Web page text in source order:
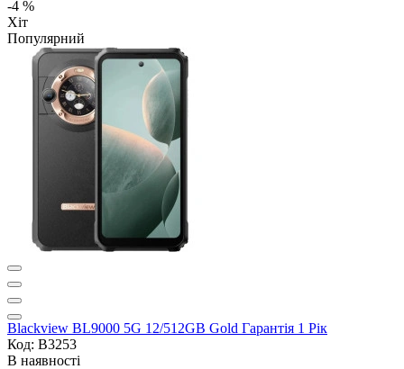
-4 %
Хіт
Популярний
Blackview BL9000 5G 12/512GB Gold Гарантія 1 Рік
Код: B3253
В наявності